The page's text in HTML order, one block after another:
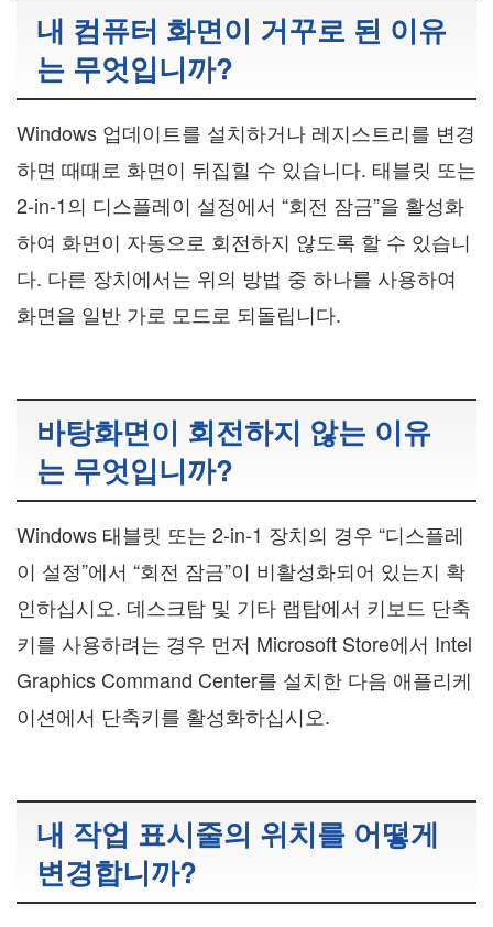
내 컴퓨터 화면이 거꾸로 된 이유
는 무엇입니까?
Windows 업데이트를 설치하거나 레지스트리를 변경
하면 때때로 화면이 뒤집힐 수 있습니다. 태블릿 또는
2-in-1의 디스플레이 설정에서 “회전 잠금”을 활성화
하여 화면이 자동으로 회전하지 않도록 할 수 있습니
다. 다른 장치에서는 위의 방법 중 하나를 사용하여
화면을 일반 가로 모드로 되돌립니다.
바탕화면이 회전하지 않는 이유
는 무엇입니까?
Windows 태블릿 또는 2-in-1 장치의 경우 “디스플레
이 설정”에서 “회전 잠금”이 비활성화되어 있는지 확
인하십시오. 데스크탑 및 기타 랩탑에서 키보드 단축
키를 사용하려는 경우 먼저 Microsoft Store에서 Intel
Graphics Command Center를 설치한 다음 애플리케
이션에서 단축키를 활성화하십시오.
내 작업 표시줄의 위치를 어떻게
변경합니까?